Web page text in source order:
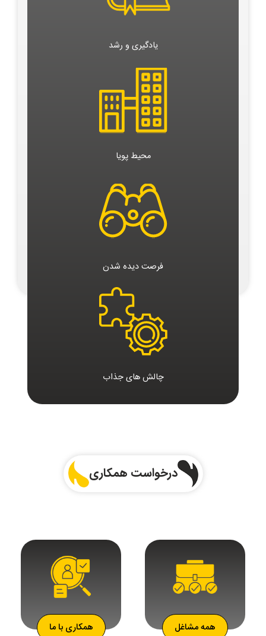
یادگیری و رشد
محیط پویا
فرصت دیده شدن
چالش های جذاب
درخواست همکاری
همه مشاغل همکاری با ما